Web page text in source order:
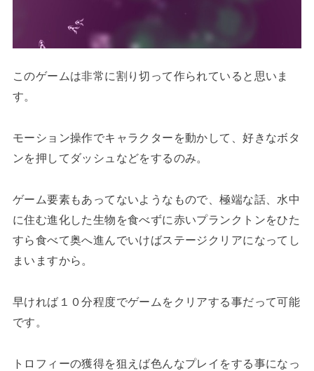
このゲームは非常に割り切って作られていると思いま
す。
モーション操作でキャラクターを動かして、好きなボタ
ンを押してダッシュなどをするのみ。
ゲーム要素もあってないようなもので、極端な話、水中
に住む進化した生物を食べずに赤いプランクトンをひた
すら食べて奥へ進んでいけばステージクリアになってし
まいますから。
早ければ１０分程度でゲームをクリアする事だって可能
です。
トロフィーの獲得を狙えば色んなプレイをする事になっ